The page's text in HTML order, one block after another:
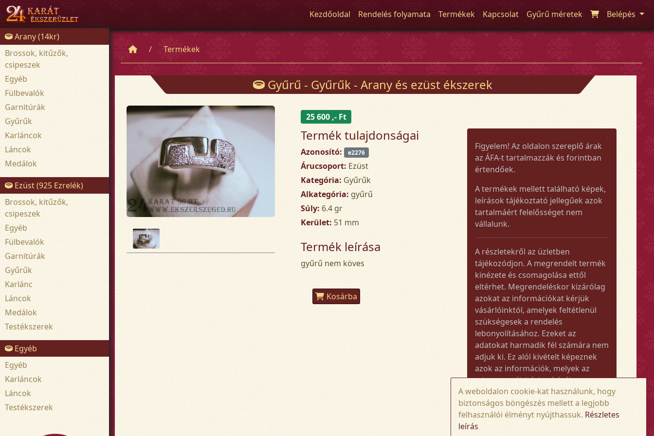
Kezdőoldal Rendelés folyamata Termékek Kapcsolat Gyűrű méretek Belépés
Arany (14kr)
Brossok, kitűzők,
csipeszek
Egyéb
Fülbevalók
Garnitúrák
Gyűrűk
Karláncok
Láncok
Medálok
Ezüst (925 Ezrelék)
Brossok, kitűzők,
csipeszek
Egyéb
Fülbevalók
Garnitúrák
Gyűrűk
Karlánc
Láncok
Medálok
Testékszerek
Egyéb
Egyéb
Karláncok
Láncok
Testékszerek
Termékek
Gyűrű - Gyűrűk - Arany és ezüst ékszerek
25 600 ,- Ft
Termék tulajdonságai
Azonosító: e2276
Árucsoport: Ezüst
Kategória: Gyűrűk
Alkategória: gyűrű
Súly: 6.4 gr
Kerület: 51 mm
Termék leírása
gyűrű nem köves
Kosárba
Figyelem! Az oldalon szereplő árak
az ÁFA-t tartalmazzák és forintban
értendőek.
A termékek mellett található képek,
leírások tájékoztató jellegűek azok
tartalmáért felelősséget nem
vállalunk.
A részletekről az üzletben
tájékozódjon. A megrendelt termék
kinézete és csomagolása ettől
eltérhet. Megrendeléskor kizárólag
azokat az információkat kérjük
vásárlóinktól, amelyek feltétlenül
szükségesek a rendelés
lebonyolításához. Ezeket az
adatokat harmadik fél számára nem
adjuk ki. Ez alól kivételt képeznek
azok az információk, melyek az
adott termék kézbesítéséhez vagy
kiszállításához szükségesek.
Amennyiben a megrendelt termék
összege meghaladja az 50.000 Ft-ot,
A weboldalon cookie-kat használunk, hogy
biztonságos böngészés mellett a legjobb
felhasználói élményt nyújthassuk. Részletes
leírás